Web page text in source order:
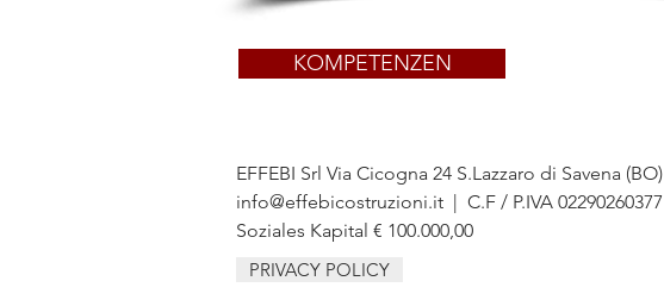
KOMPETENZEN
EFFEBI Srl Via Cicogna 24 S.Lazzaro di Savena (BO)
info@effebicostruzioni.it | C.F / P.IVA 02290260377
Soziales Kapital € 100.000,00
PRIVACY POLICY